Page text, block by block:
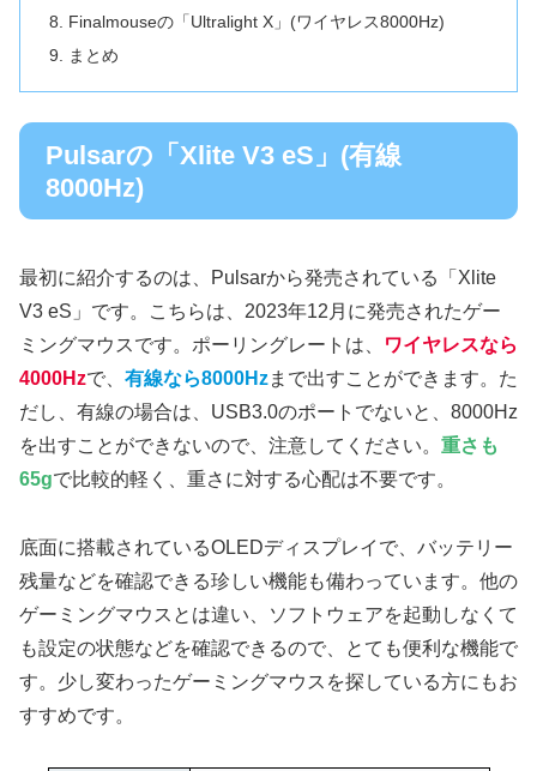
Finalmouseの「Ultralight X」(ワイヤレス8000Hz)
まとめ
Pulsarの「Xlite V3 eS」(有線
8000Hz)
最初に紹介するのは、Pulsarから発売されている「Xlite
V3 eS」です。こちらは、2023年12月に発売されたゲー
ミングマウスです。ポーリングレートは、
ワイヤレスなら
4000Hzで、 有線なら8000Hzまで出すことができます。た
だし、有線の場合は、USB3.0のポートでないと、8000Hz
を出すことができないので、注意してください。 重さも
65gで比較的軽く、重さに対する心配は不要です。
底面に搭載されているOLEDディスプレイで、バッテリー
残量などを確認できる珍しい機能も備わっています。他の
ゲーミングマウスとは違い、ソフトウェアを起動しなくて
も設定の状態などを確認できるので、とても便利な機能で
す。少し変わったゲーミングマウスを探している方にもお
すすめです。